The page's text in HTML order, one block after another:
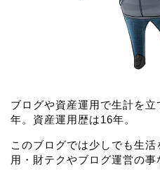
ブログや資産運用で生計を
年。資産運用歴は16年。
このブログでは少しでも生
用・財テクやブログ運営の事